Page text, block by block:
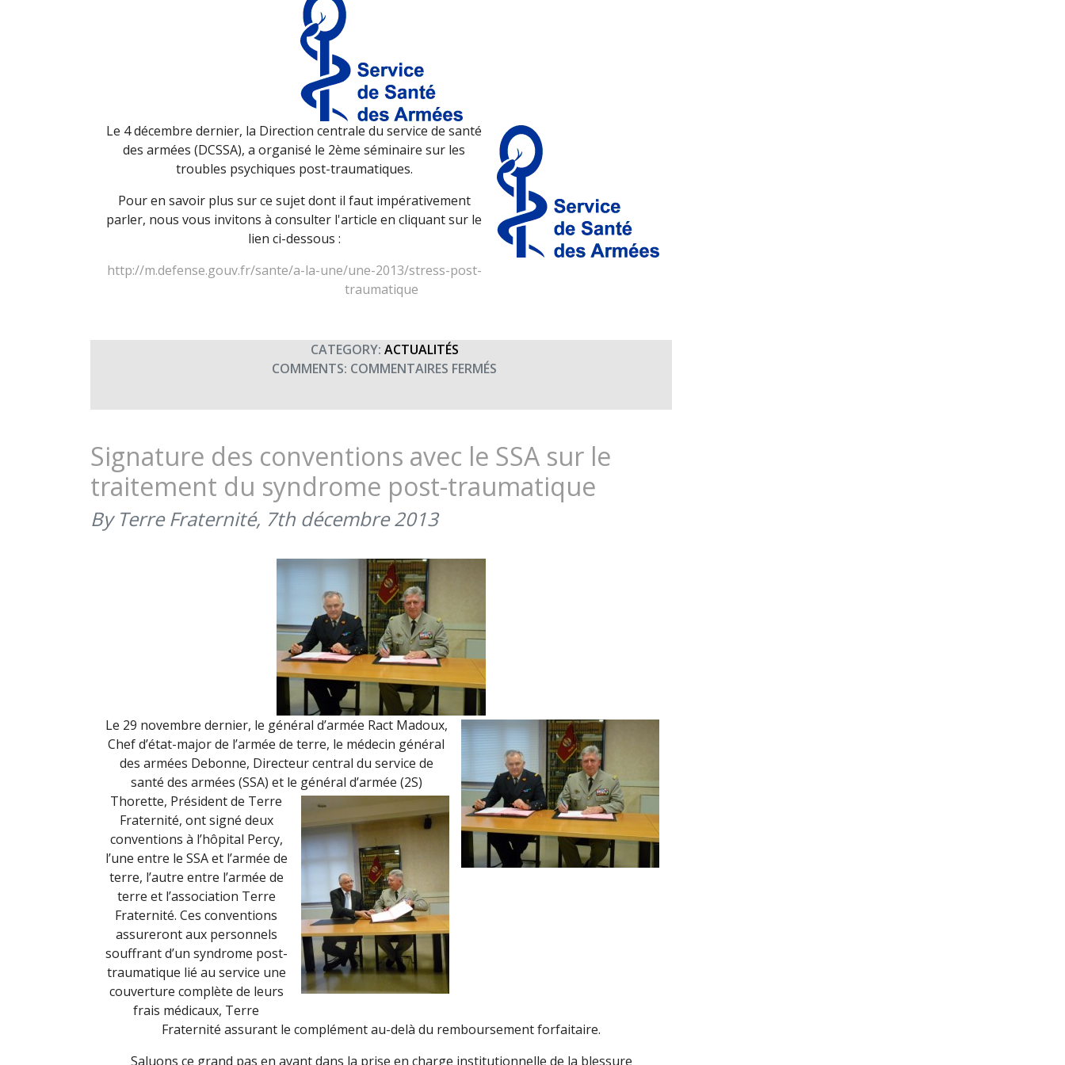
Le 4 décembre dernier, la Direction centrale du service de santé
des armées (DCSSA), a organisé le 2ème séminaire sur les
troubles psychiques post-traumatiques.
Pour en savoir plus sur ce sujet dont il faut impérativement
parler, nous vous invitons à consulter l'article en cliquant sur le
lien ci-dessous :
http://m.defense.gouv.fr/sante/a-la-une/une-2013/stress-post-
traumatique
CATEGORY: ACTUALITÉS
COMMENTS: COMMENTAIRES FERMÉS
SÉMINAIRE
LA
DCSSA
SUR
LES
Signature des conventions avec le SSA sur le
traitement du syndrome post-traumatique
By Terre Fraternité, 7th décembre 2013
Le 29 novembre dernier, le général d’armée Ract Madoux,
Chef d’état-major de l’armée de terre, le médecin général
des armées Debonne, Directeur central du service de
santé des armées (SSA) et le général d’armée (2S)
Thorette, Président de Terre
Fraternité, ont signé deux
conventions à l’hôpital Percy,
l’une entre le SSA et l’armée de
terre, l’autre entre l’armée de
terre et l’association Terre
Fraternité. Ces conventions
assureront aux personnels
souffrant d’un syndrome post-
traumatique lié au service une
couverture complète de leurs
frais médicaux, Terre
Fraternité assurant le complément au-delà du remboursement forfaitaire.
Saluons ce grand pas en avant dans la prise en charge institutionnelle de la blessure